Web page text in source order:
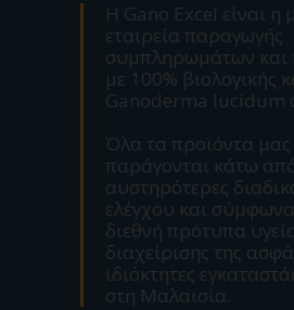
Η Gano Excel είναι η
εταιρεία παραγωγής
συμπληρωμάτων και
με 100% βιολογικής
Ganoderma lucidum
Όλα τα προϊόντα μας
παράγονται κάτω από
αυστηρότερες
ελέγχου και
διεθνή πρότυπα
διαχείρισης της
ιδιόκτητες
στη Μαλαισία.